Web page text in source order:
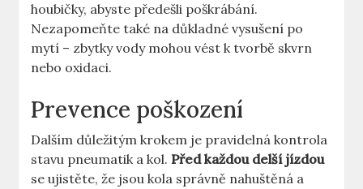
houbičky, abyste předešli poškrábání.
Nezapomeňte také na důkladné vysušení po
mytí – zbytky vody mohou vést k tvorbě skvrn
nebo oxidaci.
Prevence poškození
Dalším důležitým krokem je pravidelná kontrola
stavu pneumatik a kol.Před každou delší jízdou
se ujistěte, že jsou kola správně nahuštěná a